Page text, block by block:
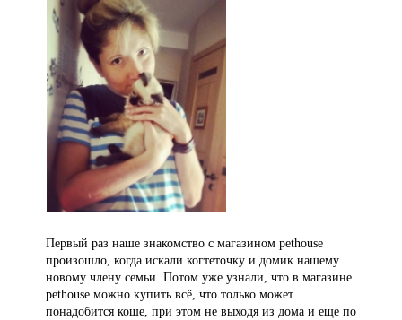
Первый раз наше знакомство с магазином pethouse
произошло, когда искали когтеточку и домик нашему
новому члену семьи. Потом уже узнали, что в магазине
pethouse можно купить всё, что только может
понадобится коше, при этом не выходя из дома и еще по